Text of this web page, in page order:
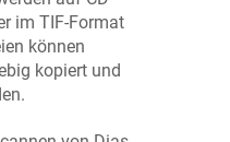
im TIF-Format
können
kopiert und